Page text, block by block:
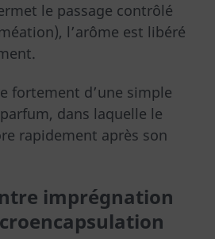
le passage contrôlé
l’arôme est libéré
fortement d’une simple
dans laquelle le
rapidement après son
imprégnation